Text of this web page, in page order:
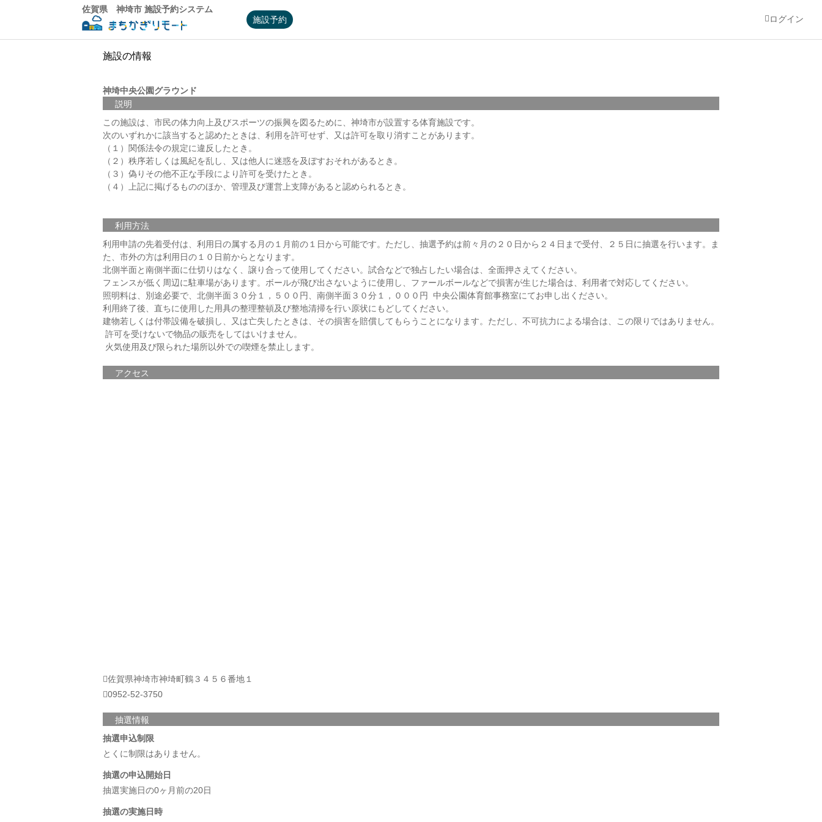
佐賀県 神埼市 施設予約システム
施設予約
ログイン
施設の情報
神埼中央公園グラウンド
説明
この施設は、市民の体力向上及びスポーツの振興を図るために、神埼市が設置する体育施設です。
次のいずれかに該当すると認めたときは、利用を許可せず、又は許可を取り消すことがあります。
（１）関係法令の規定に違反したとき。
（２）秩序若しくは風紀を乱し、又は他人に迷惑を及ぼすおそれがあるとき。
（３）偽りその他不正な手段により許可を受けたとき。
（４）上記に掲げるもののほか、管理及び運営上支障があると認められるとき。
利用方法
利用申請の先着受付は、利用日の属する月の１月前の１日から可能です。ただし、抽選予約は前々月の２０日から２４日まで受付、２５日に抽選を行います。ま
た、市外の方は利用日の１０日前からとなります。
北側半面と南側半面に仕切りはなく、譲り合って使用してください。試合などで独占したい場合は、全面押さえてください。
フェンスが低く周辺に駐車場があります。ボールが飛び出さないように使用し、ファールボールなどで損害が生じた場合は、利用者で対応してください。
照明料は、別途必要で、北側半面３０分１，５００円、南側半面３０分１，０００円 中央公園体育館事務室にてお申し出ください。
利用終了後、直ちに使用した用具の整理整頓及び整地清掃を行い原状にもどしてください。
建物若しくは付帯設備を破損し、又は亡失したときは、その損害を賠償してもらうことになります。ただし、不可抗力による場合は、この限りではありません。
許可を受けないで物品の販売をしてはいけません。
火気使用及び限られた場所以外での喫煙を禁止します。
アクセス
佐賀県神埼市神埼町鶴３４５６番地１
0952-52-3750
抽選情報
抽選申込制限
とくに制限はありません。
抽選の申込開始日
抽選実施日の0ヶ月前の20日
抽選の実施日時